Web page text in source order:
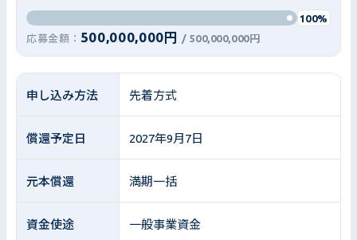
100%
応募金額： 500,000,000円 / 500,000,000円
申し込み方法 先着方式
償還予定日 2027年9月7日
元本償還 満期一括
資金使途 一般事業資金